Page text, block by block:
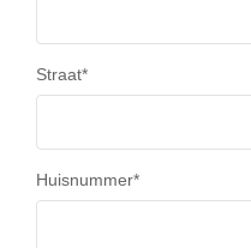
Straat*
Huisnummer*